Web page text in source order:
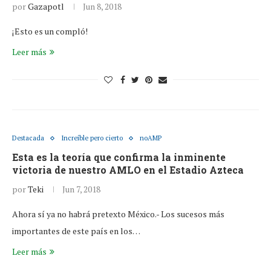
porGazapotl Jun 8, 2018
¡Esto es un compló!
Leer más
Destacada Increíble pero cierto noAMP
Esta es la teoría que confirma la inminente
victoria de nuestro AMLO en el Estadio Azteca
porTeki Jun 7, 2018
Ahora sí ya no habrá pretexto México.- Los sucesos más
importantes de este país en los…
Leer más